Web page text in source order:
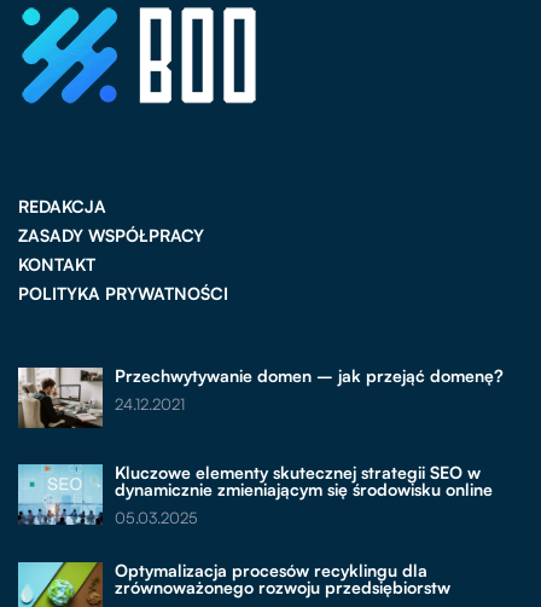
REDAKCJA
ZASADY WSPÓŁPRACY
KONTAKT
POLITYKA PRYWATNOŚCI
Przechwytywanie domen – jak przejąć domenę?
24.12.2021
Kluczowe elementy skutecznej strategii SEO w
dynamicznie zmieniającym się środowisku online
05.03.2025
Optymalizacja procesów recyklingu dla
zrównoważonego rozwoju przedsiębiorstw